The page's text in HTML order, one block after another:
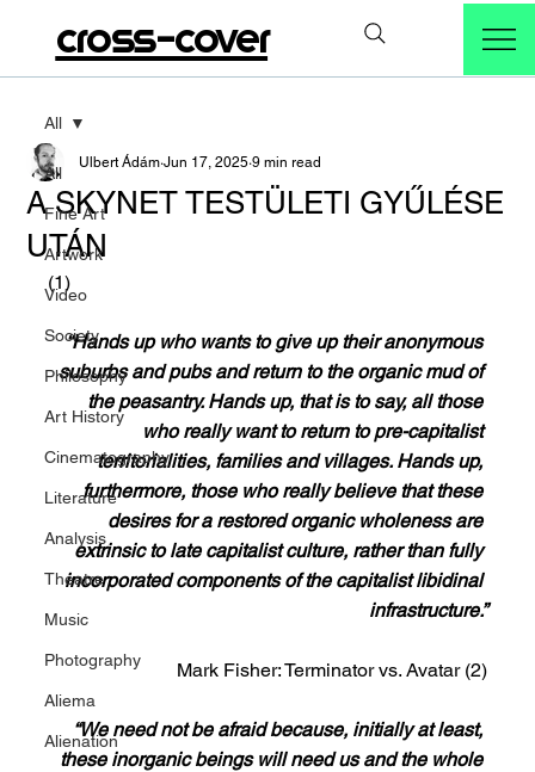
cross-cover
All
Fine Art
Artwork
Video
Society
Philosophy
Art History
Cinematography
Literature
Analysis
Theatre
Music
Photography
Aliema
Alienation
All
A SKYNET TESTÜLETI GYŰLÉSE
UTÁN
Ulbert Ádám Jun 17, 2025 9 min read
(1)
“Hands up who wants to give up their anonymous
suburbs and pubs and return to the organic mud of
the peasantry. Hands up, that is to say, all those
who really want to return to pre-capitalist
territorialities, families and villages. Hands up,
furthermore, those who really believe that these
desires for a restored organic wholeness are
extrinsic to late capitalist culture, rather than fully
incorporated components of the capitalist libidinal
infrastructure.”
Mark Fisher: Terminator vs. Avatar (2)
“We need not be afraid because, initially at least,
these inorganic beings will need us and the whole